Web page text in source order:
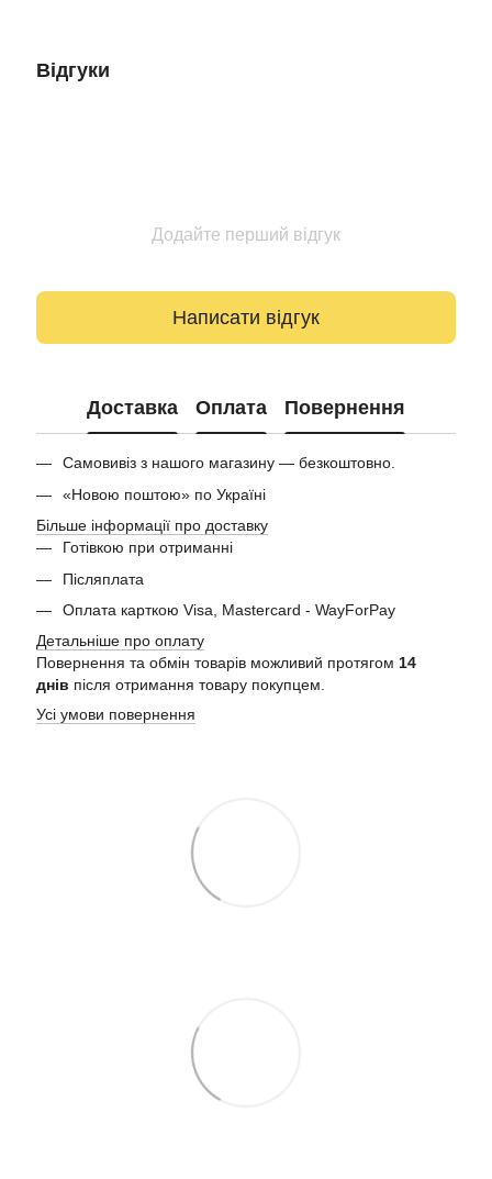
Відгуки
Додайте перший відгук
Написати відгук
Доставка Оплата Повернення
Самовивіз з нашого магазину — безкоштовно.
«Новою поштою» по Україні
Більше інформації про доставку
Готівкою при отриманні
Післяплата
Оплата карткою Visa, Mastercard - WayForPay
Детальніше про оплату
Повернення та обмін товарів можливий протягом 14
днів після отримання товару покупцем.
Усі умови повернення